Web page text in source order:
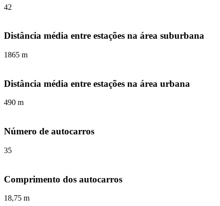
42
Distância média entre estações na área suburbana
1865 m
Distância média entre estações na área urbana
490 m
Número de autocarros
35
Comprimento dos autocarros
18,75 m